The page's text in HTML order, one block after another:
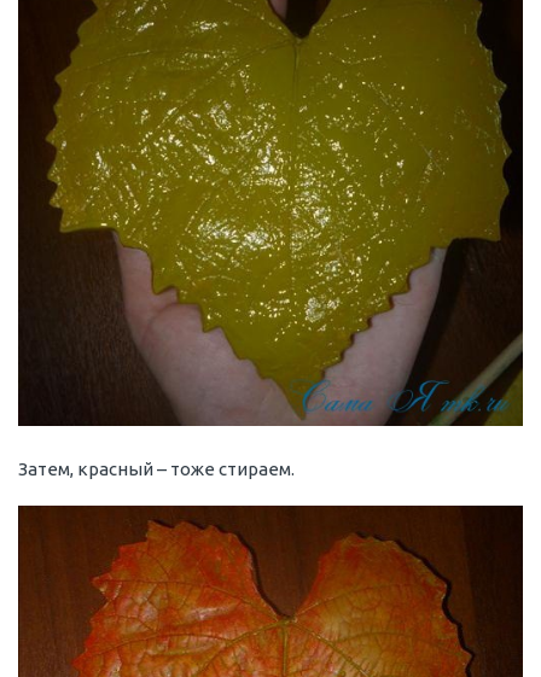
Затем, красный – тоже стираем.